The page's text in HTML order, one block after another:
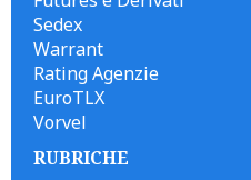
Sedex
Warrant
Rating Agenzie
EuroTLX
Vorvel
RUBRICHE